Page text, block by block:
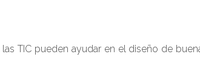
TIC pueden ayudar en el diseño de